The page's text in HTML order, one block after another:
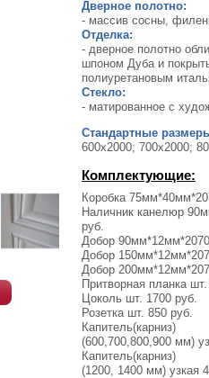
Дверное полотно:
- массив сосны,
Отделка:
- дверное полотно
шпоном Дуба и
полиуретановым
Стекло:
- матированное с
Стандартные
600х2000; 700х2000;
Комплектующие:
Коробка
Наличник канелюр
руб.
Добор
Добор
Добор
Притворная планка шт.
Цоколь шт. 1700 руб.
Розетка шт. 850 руб.
Капитель(карниз)
(600,700,800,900 мм)
Капитель(карниз)
(1200, 1400 мм) узкая